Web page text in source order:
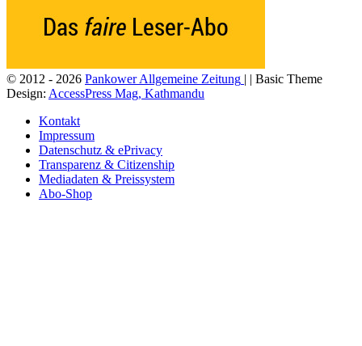
© 2012 - 2026 Pankower Allgemeine Zeitung | | Basic Theme
Design: AccessPress Mag, Kathmandu
Kontakt
Impressum
Datenschutz & ePrivacy
Transparenz & Citizenship
Mediadaten & Preissystem
Abo-Shop